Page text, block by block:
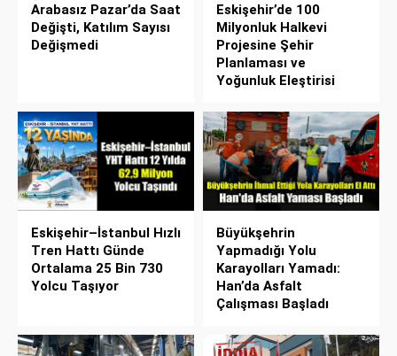
Arabasız Pazar’da Saat
Değişti, Katılım Sayısı
Değişmedi
Eskişehir’de 100
Milyonluk Halkevi
Projesine Şehir
Planlaması ve
Yoğunluk Eleştirisi
Eskişehir–İstanbul Hızlı
Tren Hattı Günde
Ortalama 25 Bin 730
Yolcu Taşıyor
Büyükşehrin
Yapmadığı Yolu
Karayolları Yamadı:
Han’da Asfalt
Çalışması Başladı